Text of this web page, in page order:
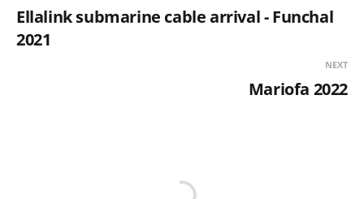
Ellalink submarine cable arrival - Funchal
2021
NEXT
Mariofa 2022